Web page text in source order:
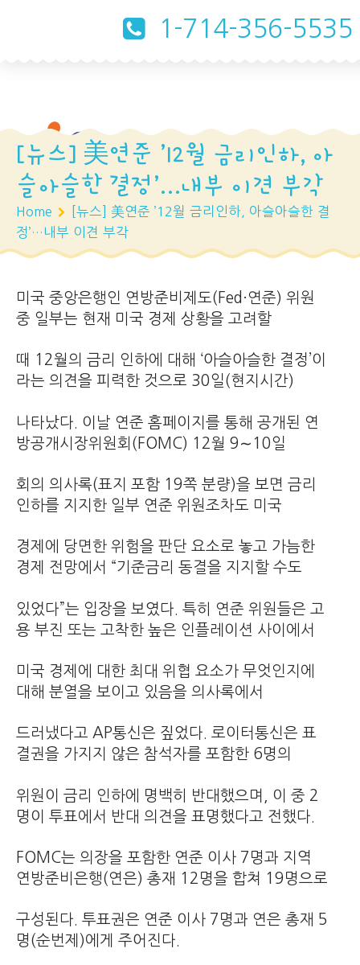
1-714-356-5535
[뉴스] 美연준 ’12월 금리인하, 아
슬아슬한 결정’…내부 이견 부각
Home
[뉴스] 美연준 ’12월 금리인하, 아슬아슬한 결
정’…내부 이견 부각
미국 중앙은행인 연방준비제도(Fed·연준) 위원
중 일부는 현재 미국 경제 상황을 고려할
때 12월의 금리 인하에 대해 ‘아슬아슬한 결정’이
라는 의견을 피력한 것으로 30일(현지시간)
나타났다. 이날 연준 홈페이지를 통해 공개된 연
방공개시장위원회(FOMC) 12월 9∼10일
회의 의사록(표지 포함 19쪽 분량)을 보면 금리
인하를 지지한 일부 연준 위원조차도 미국
경제에 당면한 위험을 판단 요소로 놓고 가늠한
경제 전망에서 “기준금리 동결을 지지할 수도
있었다”는 입장을 보였다. 특히 연준 위원들은 고
용 부진 또는 고착한 높은 인플레이션 사이에서
미국 경제에 대한 최대 위협 요소가 무엇인지에
대해 분열을 보이고 있음을 의사록에서
드러냈다고 AP통신은 짚었다. 로이터통신은 표
결권을 가지지 않은 참석자를 포함한 6명의
위원이 금리 인하에 명백히 반대했으며, 이 중 2
명이 투표에서 반대 의견을 표명했다고 전했다.
FOMC는 의장을 포함한 연준 이사 7명과 지역
연방준비은행(연은) 총재 12명을 합쳐 19명으로
구성된다. 투표권은 연준 이사 7명과 연은 총재 5
명(순번제)에게 주어진다.